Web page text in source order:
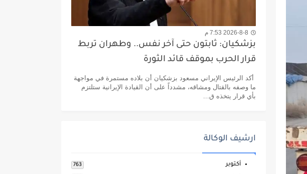
2026-8-8 7:53 م
بزشكيان: ثابتون حتى آخر نفس.. وطهران تربط
قرار الحرب بموقف قائد الثورة
أكد الرئيس الإيراني مسعود بزشكيان أن بلاده مستمرة في مواجهة
ما وصفه بالقتال ومشاقه، مشدداً على أن القيادة الإيرانية ستلتزم
بأي قرار يتخذه ق...
ارشيف الوكالة
أكتوبر 763